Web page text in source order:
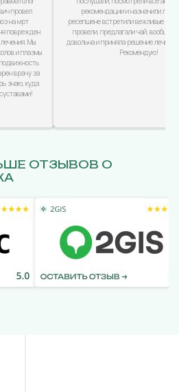
провел
на мрт
поврежден
Мы
и плазмы
врачу за
знаю, куда
рекомендации и назначили
ресепшене встретили вежливые
провели, предлагали чай, вообщем
довольна и приняла решение
Рекомендую!
ОТЗЫВОВ О